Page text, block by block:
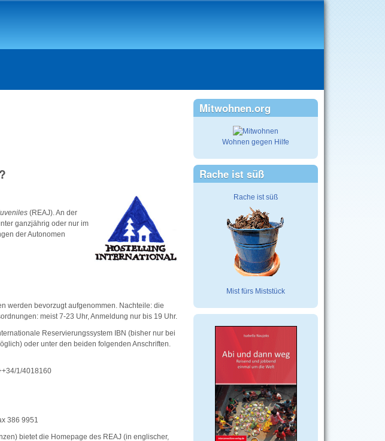
(REAJ). An der
ganzjährig oder nur im
der Autonomen
werden bevorzugt aufgenommen. Nachteile: die
meist 7-23 Uhr, Anmeldung nur bis 19 Uhr.
Reservierungssystem IBN (bisher nur bei
oder unter den beiden folgenden Anschriften.
1/4018160
386 9951
bietet die Homepage des REAJ (in englischer,
Mitwohnen.org
Wohnen gegen Hilfe
Rache ist süß
Rache ist süß
Mist fürs Miststück